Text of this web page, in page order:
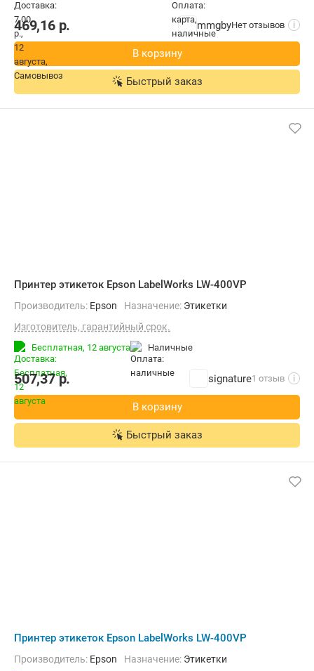
469,16р. mmgbyНет отзывов i
В корзину
Быстрый заказ
Принтер этикеток Epson LabelWorks LW-400VP
Производитель: Epson Назначение: Этикетки
Изготовитель, гарантийный срок.
Бесплатная, 12 августа наличные
507,37р. signature1 отзыв i
В корзину
Быстрый заказ
Принтер этикеток Epson LabelWorks LW-400VP
Производитель: Epson Назначение: Этикетки